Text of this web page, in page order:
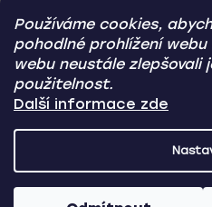
Používáme cookies,
pohodlné prohlížení
webu neustále zlepšovali
použitelnost.
Další informace zde
Způsoby
Online
Copyright (c) 2012 -2026